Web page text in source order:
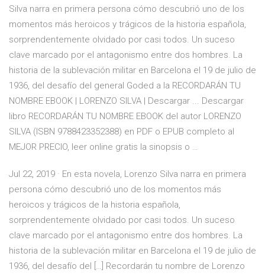
Silva narra en primera persona cómo descubrió uno de los
momentos más heroicos y trágicos de la historia española,
sorprendentemente olvidado por casi todos. Un suceso
clave marcado por el antagonismo entre dos hombres. La
historia de la sublevación militar en Barcelona el 19 de julio de
1936, del desafío del general Goded a la RECORDARÁN TU
NOMBRE EBOOK | LORENZO SILVA | Descargar ... Descargar
libro RECORDARÁN TU NOMBRE EBOOK del autor LORENZO
SILVA (ISBN 9788423352388) en PDF o EPUB completo al
MEJOR PRECIO, leer online gratis la sinopsis o …
Jul 22, 2019 · En esta novela, Lorenzo Silva narra en primera
persona cómo descubrió uno de los momentos más
heroicos y trágicos de la historia española,
sorprendentemente olvidado por casi todos. Un suceso
clave marcado por el antagonismo entre dos hombres. La
historia de la sublevación militar en Barcelona el 19 de julio de
1936, del desafío del […] Recordarán tu nombre de Lorenzo